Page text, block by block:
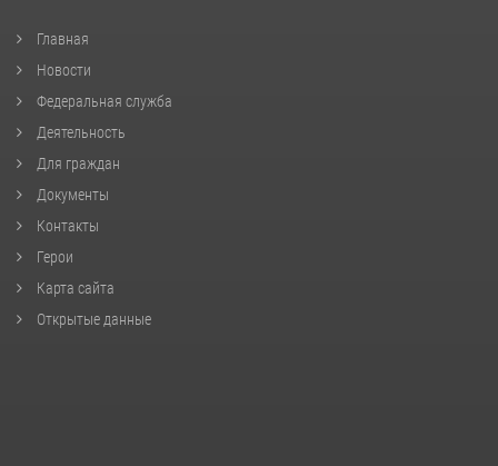
Главная
Новости
Федеральная служба
Деятельность
Для граждан
Документы
Контакты
Герои
Карта сайта
Открытые данные